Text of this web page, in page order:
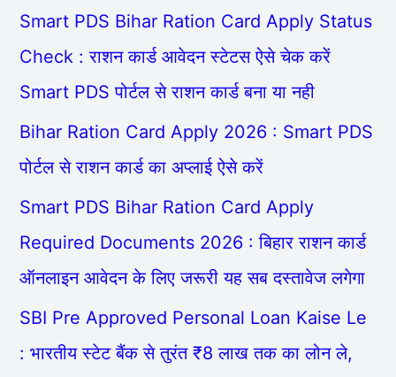
Smart PDS Bihar Ration Card Apply Status
Check : राशन कार्ड आवेदन स्टेटस ऐसे चेक करें
Smart PDS पोर्टल से राशन कार्ड बना या नही
Bihar Ration Card Apply 2026 : Smart PDS
पोर्टल से राशन कार्ड का अप्लाई ऐसे करें
Smart PDS Bihar Ration Card Apply
Required Documents 2026 : बिहार राशन कार्ड
ऑनलाइन आवेदन के लिए जरूरी यह सब दस्तावेज लगेगा
SBI Pre Approved Personal Loan Kaise Le
: भारतीय स्टेट बैंक से तुरंत ₹8 लाख तक का लोन ले,